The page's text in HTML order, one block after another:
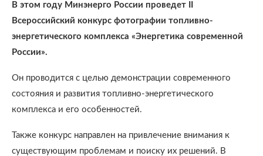
В этом году Минэнерго России проведет II
Всероссийский конкурс фотографии топливно-
энергетического комплекса «Энергетика современной
России».
Он проводится с целью демонстрации современного
состояния и развития топливно-энергетического
комплекса и его особенностей.
Также конкурс направлен на привлечение внимания к
существующим проблемам и поиску их решений. В